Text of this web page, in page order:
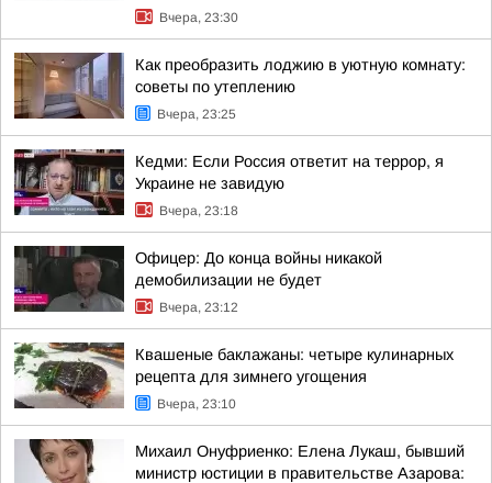
Вчера, 23:30
Как преобразить лоджию в уютную комнату:
советы по утеплению
Вчера, 23:25
Кедми: Если Россия ответит на террор, я
Украине не завидую
Вчера, 23:18
Офицер: До конца войны никакой
демобилизации не будет
Вчера, 23:12
Квашеные баклажаны: четыре кулинарных
рецепта для зимнего угощения
Вчера, 23:10
Михаил Онуфриенко: Елена Лукаш, бывший
министр юстиции в правительстве Азарова: